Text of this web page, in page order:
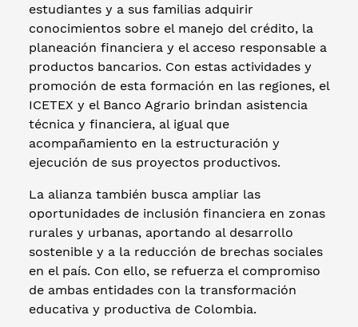
estudiantes y a sus familias adquirir
conocimientos sobre el manejo del crédito, la
planeación financiera y el acceso responsable a
productos bancarios. Con estas actividades y
promoción de esta formación en las regiones, el
ICETEX y el Banco Agrario brindan asistencia
técnica y financiera, al igual que
acompañamiento en la estructuración y
ejecución de sus proyectos productivos.
La alianza también busca ampliar las
oportunidades de inclusión financiera en zonas
rurales y urbanas, aportando al desarrollo
sostenible y a la reducción de brechas sociales
en el país. Con ello, se refuerza el compromiso
de ambas entidades con la transformación
educativa y productiva de Colombia.